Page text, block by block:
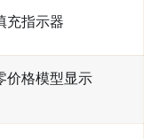
充指示器
价格模型显示